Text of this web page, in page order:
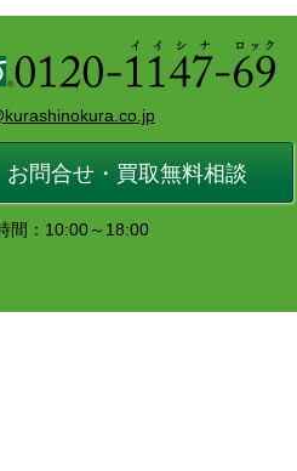
お問合せ・買取無料相談
間：10:00～18:00